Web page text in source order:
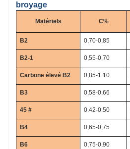
broyage
Matériels C%
B2 0,70-0,85
B2-1 0,55-0,70
Carbone élevé B2 0,85-1.10
B3 0,58-0,66
45 # 0.42-0.50
B4 0,65-0,75
B6 0,75-0,90